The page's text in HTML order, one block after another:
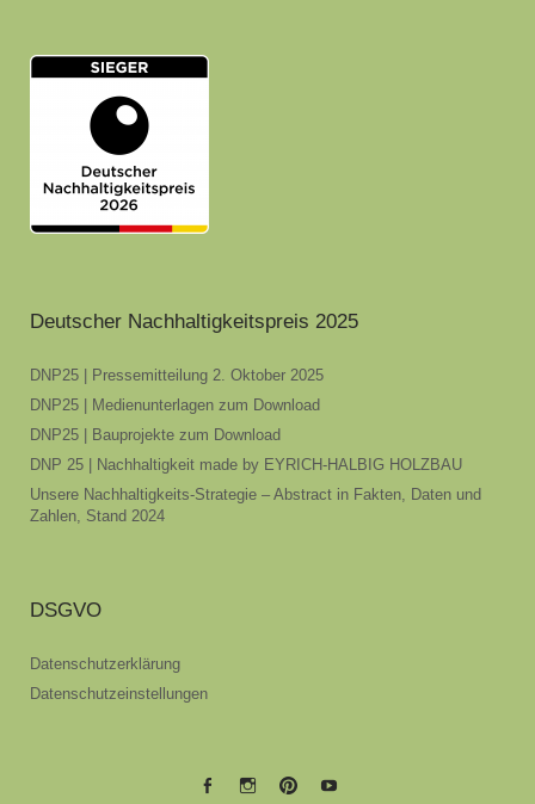
Deutscher Nachhaltigkeitspreis 2025
DNP25 | Pressemitteilung 2. Oktober 2025
DNP25 | Medienunterlagen zum Download
DNP25 | Bauprojekte zum Download
DNP 25 | Nachhaltigkeit made by EYRICH-HALBIG HOLZBAU
Unsere Nachhaltigkeits-Strategie – Abstract in Fakten, Daten und
Zahlen, Stand 2024
DSGVO
Datenschutzerklärung
Datenschutzeinstellungen